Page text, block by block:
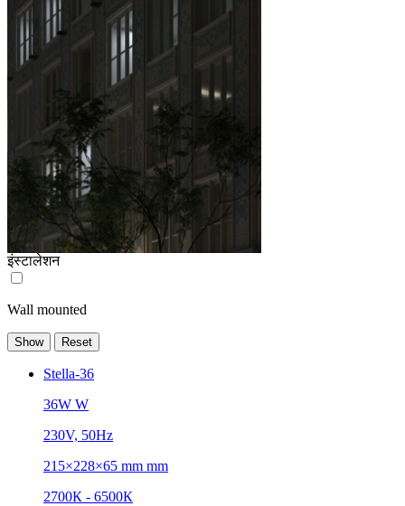
इंस्टालेशन
Wall mounted
Stella-36
36W W
230V, 50Hz
215×228×65 mm mm
2700К - 6500К